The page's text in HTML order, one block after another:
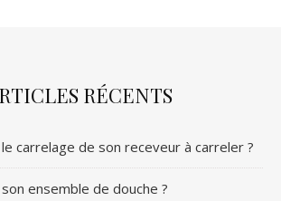
RÉCENTS
carrelage de son receveur à carreler ?
ensemble de douche ?